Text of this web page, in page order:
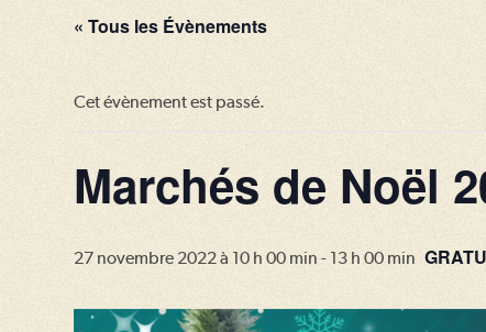
« Tous les Évènements
Cet évènement est passé.
Marchés de Noël
27 novembre 2022 à 10 h 00 min - 13 h 00 min